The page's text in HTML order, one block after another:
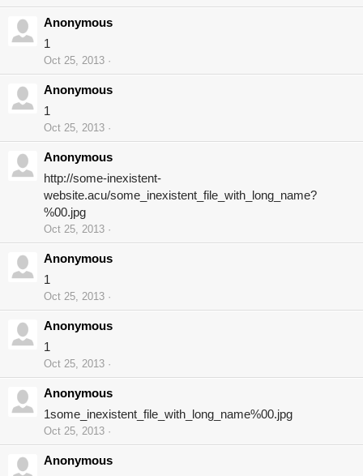
Anonymous
1
Oct 25, 2013
Anonymous
1
Oct 25, 2013
Anonymous
http://some-inexistent-
website.acu/some_inexistent_file_with_long_name?
%00.jpg
Oct 25, 2013
Anonymous
1
Oct 25, 2013
Anonymous
1
Oct 25, 2013
Anonymous
1some_inexistent_file_with_long_name%00.jpg
Oct 25, 2013
Anonymous